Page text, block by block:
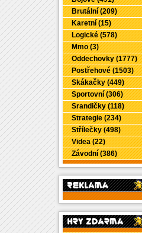
Brutální (209)
Karetní (15)
Logické (578)
Mmo (3)
Oddechovky (1777)
Postřehové (1503)
Skákačky (449)
Sportovní (306)
Srandičky (118)
Strategie (234)
Střílečky (498)
Videa (22)
Závodní (386)